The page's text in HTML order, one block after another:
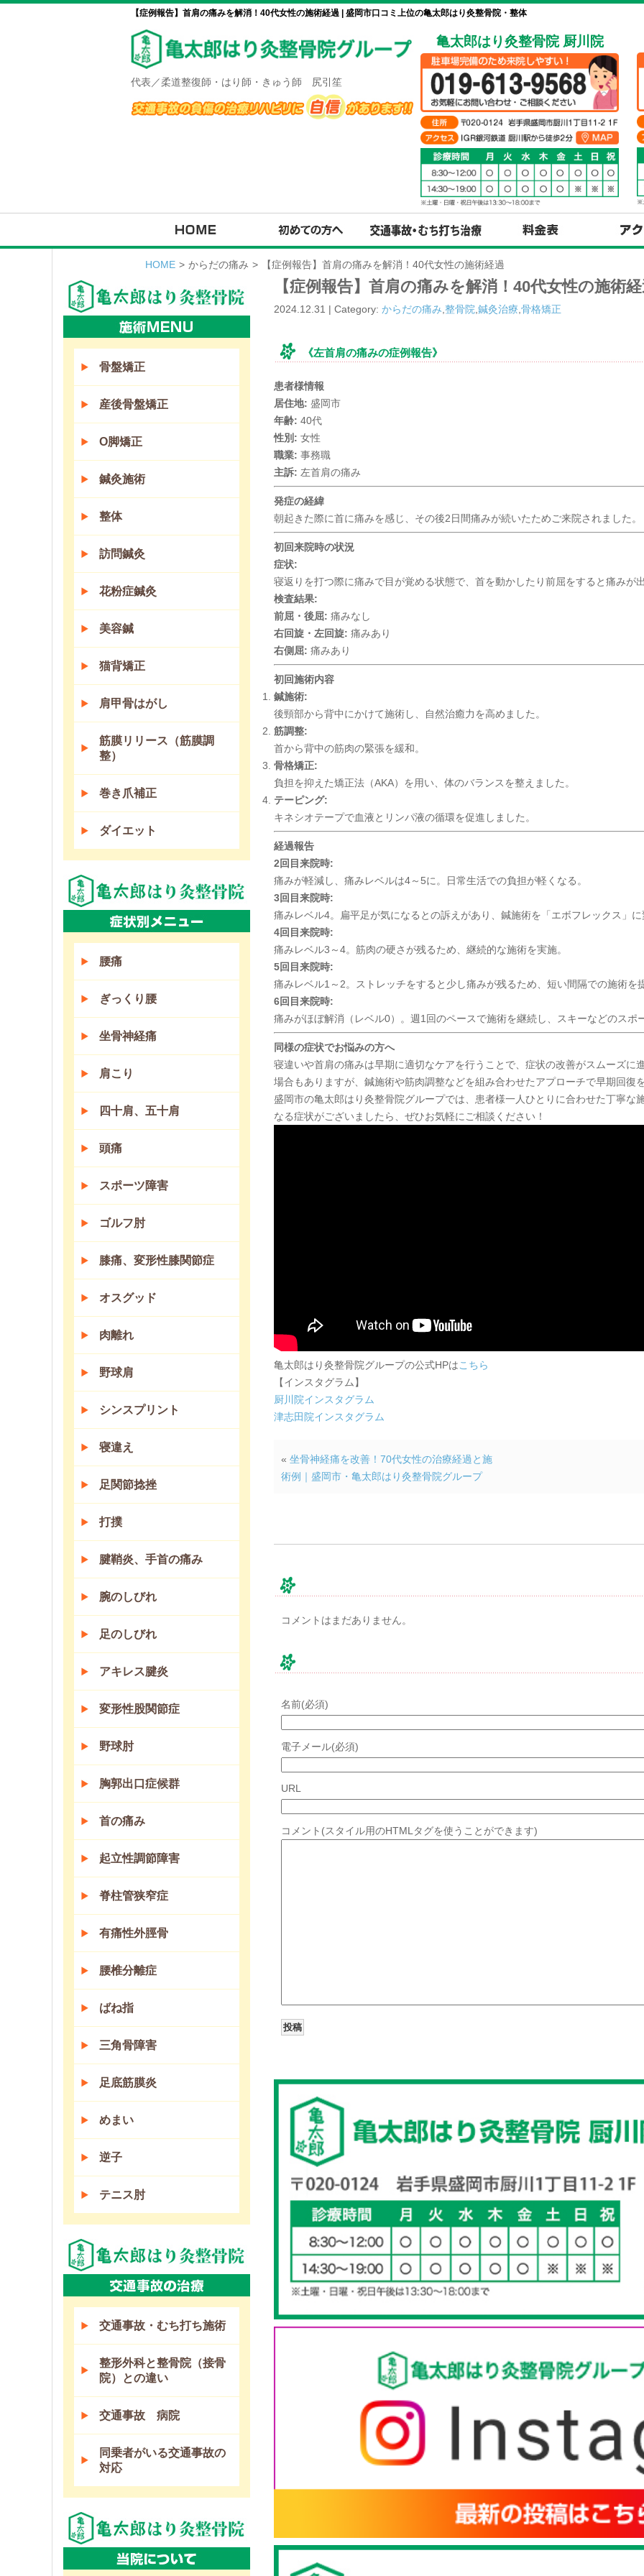
【症例報告】首肩の痛みを解消！40代女性の施術経過 | 盛岡市口コミ上位の亀太郎はり灸整骨院・整体
代表／柔道整復師・はり師・きゅう師 尻引笙
亀太郎はり灸整骨院 厨川院
HOME > からだの痛み > 【症例報告】首肩の痛みを解消！40代女性の施術経過
【症例報告】首肩の痛みを解消！40代女性の施術
2024.12.31 | Category: からだの痛み 整骨院 鍼灸治療 骨格矯正
《左首肩の痛みの症例報告》
患者様情報
居住地: 盛岡市
年齢: 40代
性別: 女性
職業: 事務職
主訴: 左首肩の痛み
発症の経緯
朝起きた際に首に痛みを感じ、その後2日間痛みが続いたためご来院されました。
初回来院時の状況
症状:
寝返りを打つ際に痛みで目が覚める状態で、首を動かしたり前屈をすると痛みが
検査結果:
前屈・後屈: 痛みなし
右回旋・左回旋: 痛みあり
右側屈: 痛みあり
初回施術内容
鍼施術:
後頸部から背中にかけて施術し、自然治癒力を高めました。
筋調整:
首から背中の筋肉の緊張を緩和。
骨格矯正:
負担を抑えた矯正法（AKA）を用い、体のバランスを整えました。
テーピング:
キネシオテープで血液とリンパ液の循環を促進しました。
経過報告
2回目来院時:
痛みが軽減し、痛みレベルは4～5に。日常生活での負担が軽くなる。
3回目来院時:
痛みレベル4。扁平足が気になるとの訴えがあり、鍼施術を「エボフレックス」
4回目来院時:
痛みレベル3～4。筋肉の硬さが残るため、継続的な施術を実施。
5回目来院時:
痛みレベル1～2。ストレッチをすると少し痛みが残るため、短い間隔での施術を
6回目来院時:
痛みがほぼ解消（レベル0）。週1回のペースで施術を継続し、スキーなどのスポ
同様の症状でお悩みの方へ
寝違いや首肩の痛みは早期に適切なケアを行うことで、症状の改善がスムーズ
場合もありますが、鍼施術や筋肉調整などを組み合わせたアプローチで早期回復
盛岡市の亀太郎はり灸整骨院グループでは、患者様一人ひとりに合わせた丁寧
なる症状がございましたら、ぜひお気軽にご相談ください！
亀太郎はり灸整骨院グループの公式HPはこちら
【インスタグラム】
厨川院インスタグラム
津志田院インスタグラム
« 坐骨神経痛を改善！70代女性の治療経過と施
術例｜盛岡市・亀太郎はり灸整骨院グループ
コメントはまだありません。
名前(必須)
電子メール(必須)
URL
コメント(スタイル用のHTMLタグを使うことができます)
骨盤矯正
産後骨盤矯正
O脚矯正
鍼灸施術
整体
訪問鍼灸
花粉症鍼灸
美容鍼
猫背矯正
肩甲骨はがし
筋膜リリース（筋膜調
整）
巻き爪補正
ダイエット
腰痛
ぎっくり腰
坐骨神経痛
肩こり
四十肩、五十肩
頭痛
スポーツ障害
ゴルフ肘
膝痛、変形性膝関節症
オスグッド
肉離れ
野球肩
シンスプリント
寝違え
足関節捻挫
打撲
腱鞘炎、手首の痛み
腕のしびれ
足のしびれ
アキレス腱炎
変形性股関節症
野球肘
胸郭出口症候群
首の痛み
起立性調節障害
脊柱管狭窄症
有痛性外脛骨
腰椎分離症
ばね指
三角骨障害
足底筋膜炎
めまい
逆子
テニス肘
交通事故・むち打ち施術
整形外科と整骨院（接骨
院）との違い
交通事故 病院
同乗者がいる交通事故の
対応